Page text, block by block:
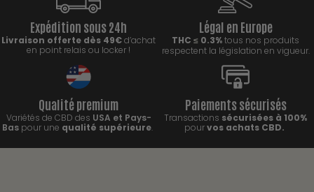
Expédition sous 24h
Livraison offerte dès 49€d’achat
en point relais ou locker !
Légal en Europe
THC ≤ 0.3%tous nos produits
respectent la législation en vigueur.
Qualité premium
Variétés de CBD des USA et Pays-
Bas pour une qualité supérieure.
Paiements sécurisés
Transactions sécurisées à 100%
pourvos achats CBD.